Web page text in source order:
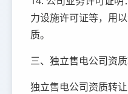
力设施许可证等，用
质。
三、独立售电公司资
独立售电公司资质转